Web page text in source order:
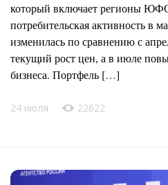
который включает регионы
потребительская активность в
изменилась по сравнению с
текущий рост цен, а в июле
бизнеса. Портфель […]
24 июля 22622